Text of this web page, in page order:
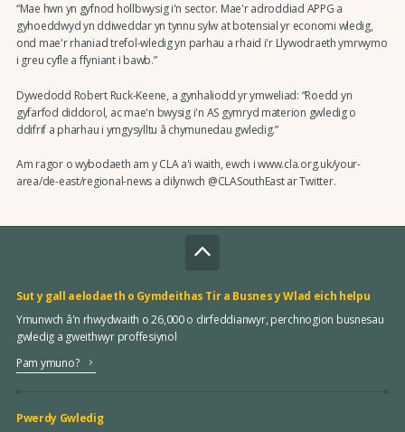
“Mae hwn yn gyfnod hollbwysig i'n sector. Mae'r adroddiad APPG a
gyhoeddwyd yn ddiweddar yn tynnu sylw at botensial yr economi wledig,
ond mae'r rhaniad trefol-wledig yn parhau a rhaid i'r Llywodraeth ymrwymo
i greu cyfle a ffyniant i bawb.”
Dywedodd Robert Ruck-Keene, a gynhaliodd yr ymweliad: “Roedd yn
gyfarfod diddorol, ac mae'n bwysig i'n AS gymryd materion gwledig o
ddifrif a pharhau i ymgysylltu â chymunedau gwledig.”
Am ragor o wybodaeth am y CLA a'i waith, ewch i www.cla.org.uk/your-
area/de-east/regional-news a dilynwch @CLASouthEast ar Twitter.
Sut y gall aelodaeth o Gymdeithas Tir a Busnes y Wlad eich helpu
Ymunwch â'n rhwydwaith o 26,000 o dirfeddianwyr, perchnogion busnesau
gwledig a gweithwyr proffesiynol
Pam ymuno?
Pwerdy Gwledig